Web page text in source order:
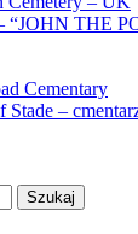
THE
Cementary
–